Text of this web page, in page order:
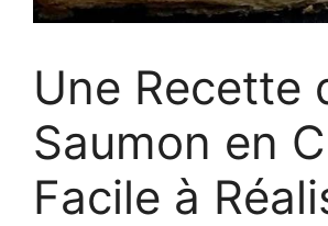
Une Recette
Saumon en
Facile à